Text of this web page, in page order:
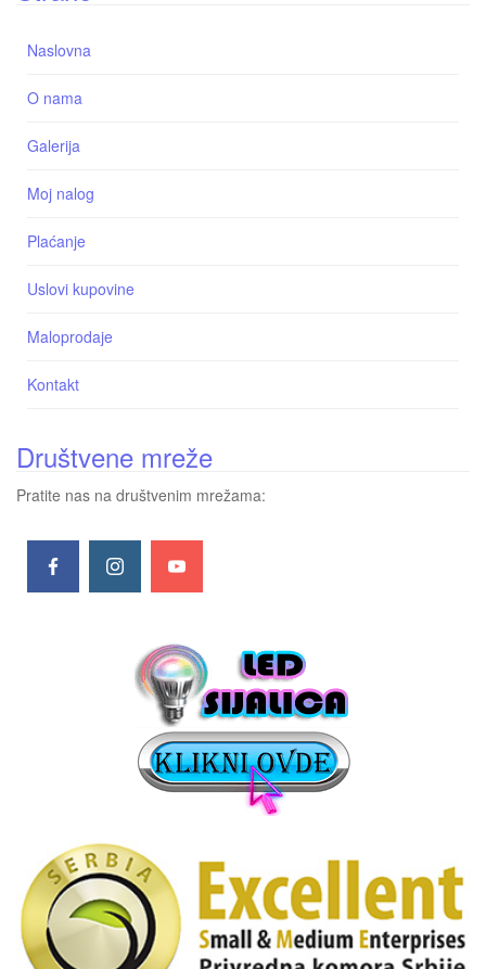
Naslovna
O nama
Galerija
Moj nalog
Plaćanje
Uslovi kupovine
Maloprodaje
Kontakt
Društvene mreže
Pratite nas na društvenim mrežama: